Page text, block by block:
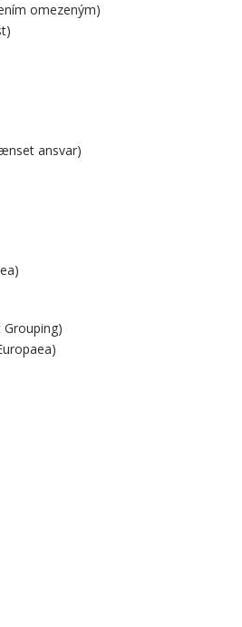
omezeným)
ansvar)
Grouping)